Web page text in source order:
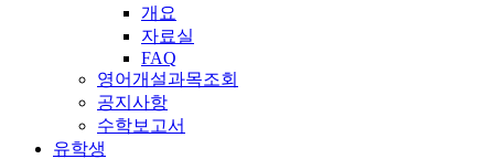
개요
자료실
FAQ
영어개설과목조회
공지사항
수학보고서
유학생